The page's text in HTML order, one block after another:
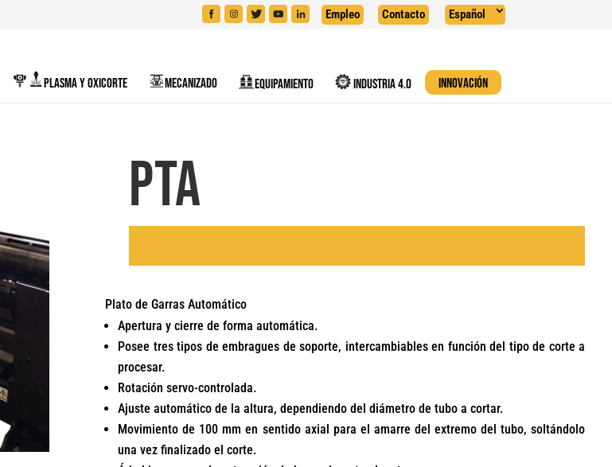
Empleo Contacto Español
PLASMA Y OXICORTE MECANIZADO EQUIPAMIENTO INDUSTRIA 4.0 INNOVACIÓN
PTA
Plato de Garras Automático
Apertura y cierre de forma automática.
Posee tres tipos de embragues de soporte, intercambiables en función del tipo de corte a
procesar.
Rotación servo-controlada.
Ajuste automático de la altura, dependiendo del diámetro de tubo a cortar.
Movimiento de 100 mm en sentido axial para el amarre del extremo del tubo, soltándolo
una vez finalizado el corte.